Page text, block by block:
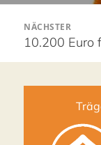
NÄCHSTER
10.200 Euro